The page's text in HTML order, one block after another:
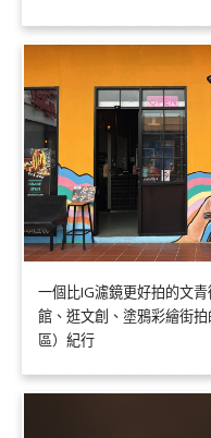
一個比IG濾鏡更好拍的文
館、逛文創、塗鴉彩繪街拍
區）紀行